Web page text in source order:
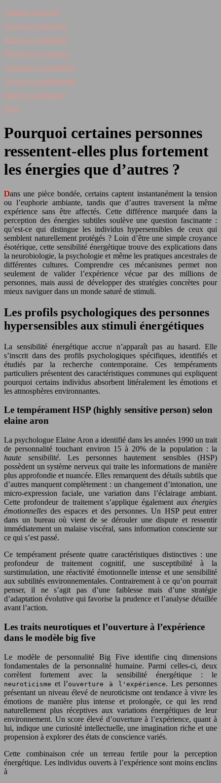
Cristaux et pierres
Énergies et bien-être
Rituels et spiritualité
Bijoux et accessoires
Guidance et ésotérisme
Voyance et médiumnité
Maison et ambiance
Blog
Pourquoi certaines personnes
ressentent-elles plus fortement
les énergies que d’autres ?
Dans une pièce bondée, certains captent instantanément la tension
ou l’euphorie ambiante, tandis que d’autres traversent la même
expérience sans être affectés. Cette différence marquée dans la
perception des énergies subtiles soulève une question fascinante :
qu’est-ce qui distingue les individus hypersensibles de ceux qui
semblent naturellement protégés ? Loin d’être une simple croyance
ésotérique, cette sensibilité énergétique trouve des explications dans
la neurobiologie, la psychologie et même les pratiques ancestrales de
différentes cultures. Comprendre ces mécanismes permet non
seulement de valider l’expérience vécue par des millions de
personnes, mais aussi de développer des stratégies concrètes pour
mieux naviguer dans un monde saturé de stimuli.
Les profils psychologiques des personnes
hypersensibles aux stimuli énergétiques
La sensibilité énergétique accrue n’apparaît pas au hasard. Elle
s’inscrit dans des profils psychologiques spécifiques, identifiés et
étudiés par la recherche contemporaine. Ces tempéraments
particuliers présentent des caractéristiques communes qui expliquent
pourquoi certains individus absorbent littéralement les émotions et
les atmosphères environnantes.
Le tempérament HSP (highly sensitive person) selon
elaine aron
La psychologue Elaine Aron a identifié dans les années 1990 un trait
de personnalité touchant environ 15 à 20% de la population : la
haute sensibilité. Les personnes hautement sensibles (HSP)
possèdent un système nerveux qui traite les informations de manière
plus approfondie et nuancée. Elles remarquent des détails subtils que
d’autres manquent complètement : un changement d’intonation, une
micro-expression faciale, une variation dans l’éclairage ambiant.
Cette profondeur de traitement s’applique également aux énergies
émotionnelles des espaces et des personnes. Un HSP peut entrer
dans un bureau où vient de se dérouler une dispute et ressentir
immédiatement un malaise viscéral, sans information consciente sur
ce qui s’est passé.
Ce tempérament présente quatre caractéristiques distinctives : une
profondeur de traitement cognitif, une susceptibilité à la
surstimulation, une réactivité émotionnelle intense et une sensibilité
aux subtilités environnementales. Contrairement à ce qu’on pourrait
penser, il ne s’agit pas d’une faiblesse mais d’une stratégie
d’adaptation évolutive qui favorise la prudence et l’analyse détaillée
avant l’action.
Les traits neurotiques et l’ouverture à l’expérience
dans le modèle big five
Le modèle de personnalité Big Five identifie cinq dimensions
fondamentales de la personnalité humaine. Parmi celles-ci, deux
corrèlent fortement avec la sensibilité énergétique : le
neuroticisme et l’ouverture à l'expérience. Les personnes
présentant un niveau élevé de neuroticisme ont tendance à vivre les
émotions de manière plus intense et prolongée, ce qui les rend
naturellement plus réceptives aux variations énergétiques de leur
environnement. Un score élevé d’ouverture à l’expérience, quant à
lui, indique une curiosité intellectuelle, une imagination riche et une
propension à explorer des états de conscience variés.
Cette combinaison crée un terreau fertile pour la perception
énergétique. Les individus ouverts à l’expérience sont moins enclins
à